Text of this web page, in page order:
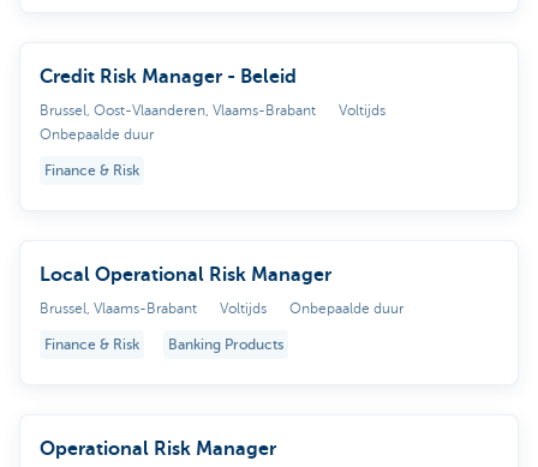
Credit Risk Manager - Beleid
Brussel, Oost-Vlaanderen, Vlaams-Brabant
Voltijds
Onbepaalde duur
Finance & Risk
Local Operational Risk Manager
Brussel, Vlaams-Brabant Voltijds Onbepaalde duur
Finance & Risk Banking Products
Operational Risk Manager